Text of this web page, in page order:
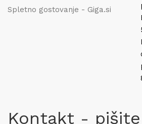
Spletno gostovanje - Giga.si
Kontakt -